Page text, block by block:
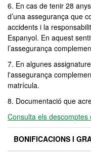
6. En cas de tenir 28
d’una assegurança que
accidents i la
Espanyol. En aquest
l’assegurança
7. En algunes
l'assegurança
matrícula.
8. Documentació que
Consulta els
BONIFICACIONS I